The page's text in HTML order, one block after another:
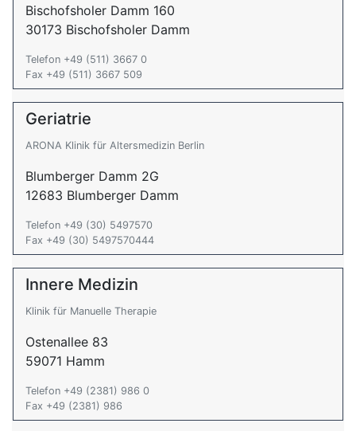
Bischofsholer Damm 160
30173 Bischofsholer Damm
Telefon +49 (511) 3667 0
Fax +49 (511) 3667 509
Geriatrie
ARONA Klinik für Altersmedizin Berlin
Blumberger Damm 2G
12683 Blumberger Damm
Telefon +49 (30) 5497570
Fax +49 (30) 5497570444
Innere Medizin
Klinik für Manuelle Therapie
Ostenallee 83
59071 Hamm
Telefon +49 (2381) 986 0
Fax +49 (2381) 986